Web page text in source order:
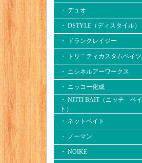
・ デュオ
・ DSTYLE（ディスタイル）
・ ドランクレイジー
・ トリニティカスタムベイツ
・ ニシネルアーワークス
・ ニッコー化成
・ NITTI BAIT（ニッチ ベイ
ト）
・ ネットベイト
・ ノーマン
・ NOIKE